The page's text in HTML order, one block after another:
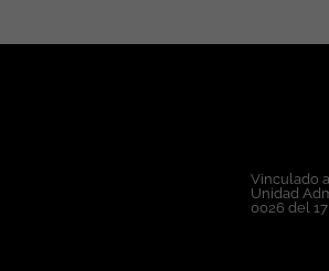
Vinculado
Unidad
0026 del